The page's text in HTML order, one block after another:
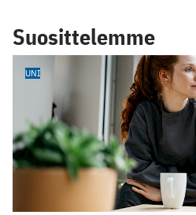
Suosittelemme
UNI